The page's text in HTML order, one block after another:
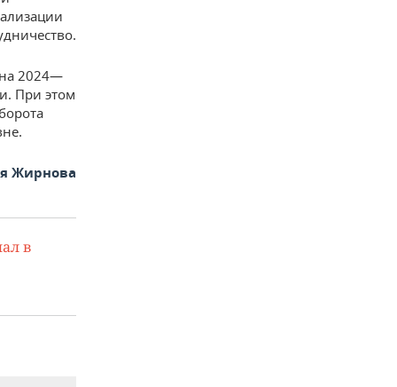
2024—
При этом
Жирнова
в